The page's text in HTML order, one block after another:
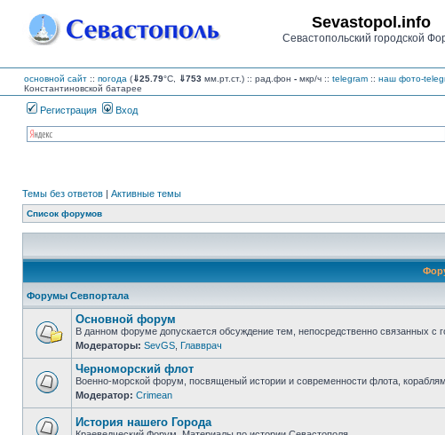
Sevastopol.info
Севастопольский городской
основной сайт :: погода (⇓25.79°C, ⇓753 мм.рт.ст.) :: рад.фон - мкр/ч :: telegram :: наш фото-
Константиновской батарее
Регистрация Вход
Темы без ответов | Активные темы
Список форумов
Форумы Севпортала
Нет
непрочитанных
сообщений
Основной форум
В данном форуме допускается обсуждение тем, непосредственно связанных с
Модераторы: SevGS Главврач
Нет
непрочитанных
сообщений
Черноморский флот
Военно-морской форум, посвященый истории и современности флота,
Модератор: Crimean
История нашего Города